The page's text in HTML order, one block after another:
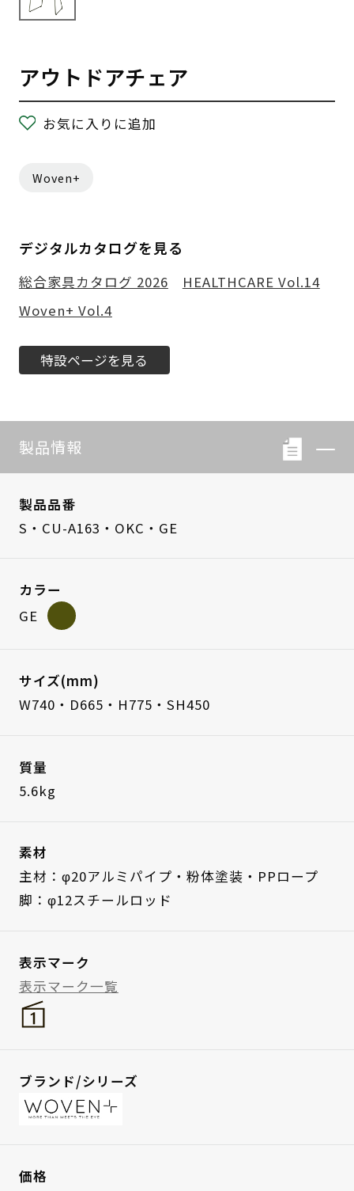
アウトドアチェア
お気に入りに追加
Woven+
デジタルカタログを見る
総合家具カタログ 2026
HEALTHCARE Vol.14
Woven+ Vol.4
特設ページを見る
製品情報
製品品番
S・CU-A163・OKC・GE
カラー
GE
サイズ(mm)
W740・D665・H775・SH450
質量
5.6kg
素材
主材：φ20アルミパイプ・粉体塗装・PPロープ
脚：φ12スチールロッド
表示マーク
表示マーク一覧
ブランド/シリーズ
価格